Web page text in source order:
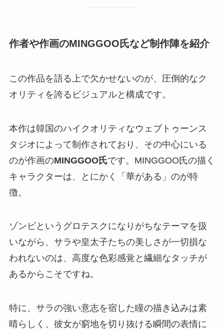
作者や作画のMINGGOO氏など制作陣を紹介
この作品を語る上で欠かせないのが、圧倒的なク
オリティを誇るビジュアルと構成です。
本作は韓国のハイクオリティなウェブトゥーンス
タジオによって制作されており、その中心にいる
のが作画のMINGGOO氏です。MINGGOO氏の描く
キャラクターは、とにかく「華がある」のが特
徴。
ゾンビというグロテスクになりがちなテーマを扱
いながら、サラや皇太子たちの美しさが一切損な
われないのは、高度な色彩感覚と繊細なタッチが
あるからこそですね。
特に、サラの強い意志を宿した瞳の描き込みは素
晴らしく、彼女が窮地を切り抜ける瞬間の表情に